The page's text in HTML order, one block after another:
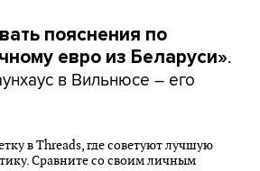
пояснения по
евро из Беларуси».
в Вильнюсе – его